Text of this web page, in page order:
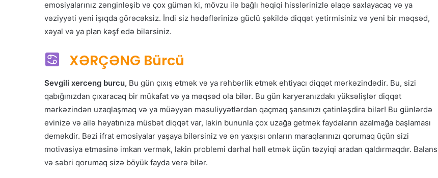
emosiyalarınız zənginləşib və çox güman ki, mövzu ilə bağlı həqiqi hisslərinizlə əlaqə saxlayacaq və ya
vəziyyəti yeni işıqda görəcəksiz. İndi siz hədəflərinizə güclü şəkildə diqqət yetirmisiniz və yeni bir məqsəd,
xəyal və ya plan kəşf edə bilərsiniz.
XƏRÇƏNG Bürcü
Sevgili xerceng burcu, Bu gün çıxış etmək və ya rəhbərlik etmək ehtiyacı diqqət mərkəzindədir. Bu, sizi
qabığınızdan çıxaracaq bir mükafat və ya məqsəd ola bilər. Bu gün karyeranızdakı yüksəlişlər diqqət
mərkəzindən uzaqlaşmaq və ya müəyyən məsuliyyətlərdən qaçmaq şansınızı çətinləşdirə bilər! Bu günlərdə
evinizə və ailə həyatınıza müsbət diqqət var, lakin bununla çox uzağa getmək faydaların azalmağa başlaması
deməkdir. Bəzi ifrat emosiyalar yaşaya bilərsiniz və ən yaxşısı onların maraqlarınızı qorumaq üçün sizi
motivasiya etməsinə imkan vermək, lakin problemi dərhal həll etmək üçün təzyiqi aradan qaldırmaqdır. Balans
və səbri qorumaq sizə böyük fayda verə bilər.